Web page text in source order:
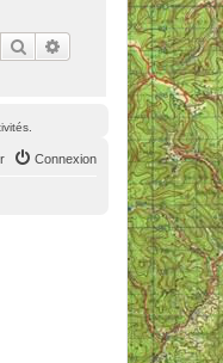
RechercherRecherche avancée
Connexion